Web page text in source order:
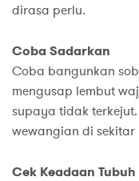
dirasa perlu.
Coba Sadarkan
Coba bangunkan
mengusap lembut
supaya tidak
wewangian di
Cek Keadaan Tubuh